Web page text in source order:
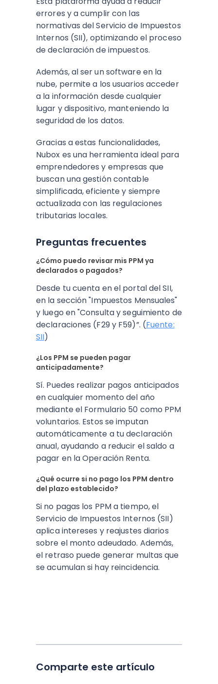
errores y a cumplir con las
normativas del Servicio de Impuestos
Internos (SII), optimizando el proceso
de declaración de impuestos.
Además, al ser un software en la
nube, permite a los usuarios acceder
a la información desde cualquier
lugar y dispositivo, manteniendo la
seguridad de los datos.
Gracias a estas funcionalidades,
Nubox es una herramienta ideal para
emprendedores y empresas que
buscan una gestión contable
simplificada, eficiente y siempre
actualizada con las regulaciones
tributarias locales.
Preguntas frecuentes
¿Cómo puedo revisar mis PPM ya
declarados o pagados?
Desde tu cuenta en el portal del SII,
en la sección "Impuestos Mensuales"
y luego en "Consulta y seguimiento de
declaraciones (F29 y F59)”. (Fuente:
SII)
¿Los PPM se pueden pagar
anticipadamente?
Sí. Puedes realizar pagos anticipados
en cualquier momento del año
mediante el Formulario 50 como PPM
voluntarios. Estos se imputan
automáticamente a tu declaración
anual, ayudando a reducir el saldo a
pagar en la Operación Renta.
¿Qué ocurre si no pago los PPM dentro
del plazo establecido?
Si no pagas los PPM a tiempo, el
Servicio de Impuestos Internos (SII)
aplica intereses y reajustes diarios
sobre el monto adeudado. Además,
el retraso puede generar multas que
se acumulan si hay reincidencia.
Comparte este artículo